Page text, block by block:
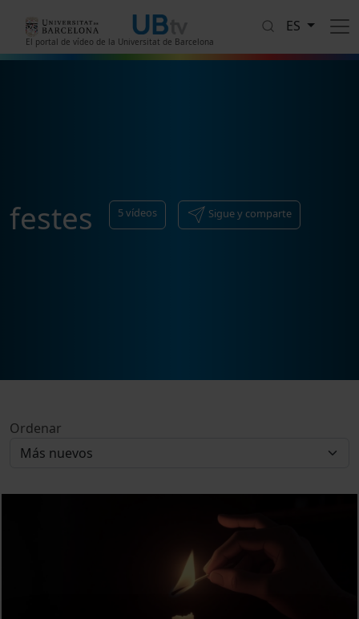
El portal de vídeo de la Universitat de Barcelona
ES
festes 5vídeos Sigue y comparte
Ordenar